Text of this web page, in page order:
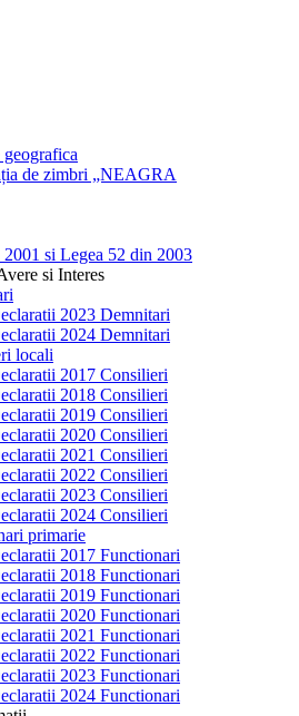
geografica
de zimbri „NEAGRA
si Legea 52 din 2003
si Interes
2023 Demnitari
2024 Demnitari
locali
2017 Consilieri
2018 Consilieri
2019 Consilieri
2020 Consilieri
2021 Consilieri
2022 Consilieri
2023 Consilieri
2024 Consilieri
primarie
2017 Functionari
2018 Functionari
2019 Functionari
2020 Functionari
2021 Functionari
2022 Functionari
2023 Functionari
2024 Functionari